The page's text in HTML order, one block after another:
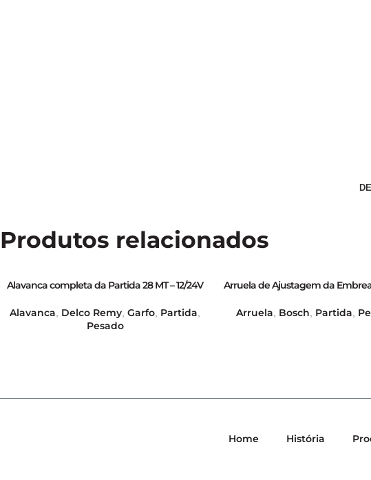
Produtos relacionados
Alavanca completa da Partida 28 MT – 12/24V
Alavanca Delco Remy ,Garfo Partida
Pesado
Arruela de Ajustagem da
Arruela Bosch Partida
Home História